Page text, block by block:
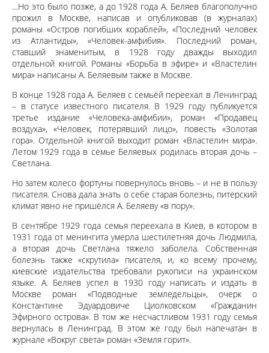
…Но это было позже, а до 1928 года А. Беляев благополучно
прожил в Москве, написав и опубликовав (в журналах)
романы «Остров погибших кораблей», «Последний человек
из Атлантиды», «Человек-амфибия». Последний роман,
ставший знаменитым, в 1928 году дважды выходил
отдельной книгой. Романы «Борьба в эфире» и «Властелин
мира» написаны А. Беляевым также в Москве.
В конце 1928 года А. Беляев с семьёй переехал в Ленинград
– в статусе известного писателя. В 1929 году публикуется
третье издание «Человека-амфибии», роман «Продавец
воздуха», «Человек, потерявший лицо», повесть «Золотая
гора». Отдельной книгой выходит роман «Властелин мира».
Летом 1929 года в семье Беляевых родилась вторая дочь –
Светлана.
Но затем колесо фортуны повернулось вновь – и не в пользу
писателя. Снова дала знать о себе старая болезнь, питерский
климат явно не пришёлся А. Беляеву «в пору».
В сентябре 1929 года семья переехала в Киев, в котором в
1931 года от менингита умерла шестилетняя дочь Людмила,
а вторая дочь Светлана тяжело заболела. Собственная
болезнь также «скрутила» писателя, и, ко всему прочему,
киевские издательства требовали рукописи на украинском
языке. А. Беляев успел в 1930 году написать и издать в
Москве роман «Подводные земледельцы», очерк о
Константине Эдуардовиче Циолковском «Гражданин
Эфирного острова». В том же несчастливом 1931 году семья
вернулась в Ленинград. В этом же году был напечатан в
журнале «Вокруг света» роман «Земля горит».